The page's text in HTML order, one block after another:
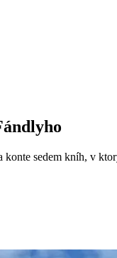
sedem kníh, v